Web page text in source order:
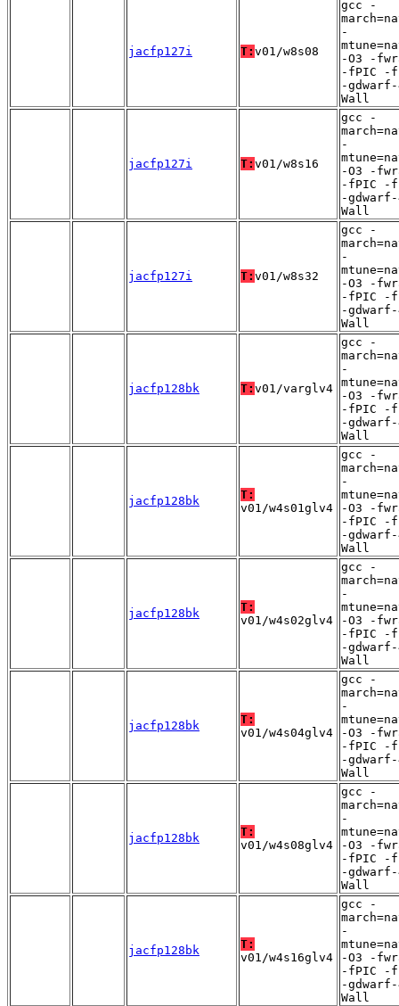
jacfp127i T: v01/w8s08
gcc -
-
-O3 -
-fPIC -
-
Wall
jacfp127i T: v01/w8s16
gcc -
-
-O3 -
-fPIC -
-
Wall
jacfp127i T: v01/w8s32
gcc -
-
-O3 -
-fPIC -
-
Wall
jacfp128bk T: v01/varglv4
gcc -
-
-O3 -
-fPIC -
-
Wall
jacfp128bk
T:
v01/w4s01glv4
gcc -
-
-O3 -
-fPIC -
-
Wall
jacfp128bk
T:
v01/w4s02glv4
gcc -
-
-O3 -
-fPIC -
-
Wall
jacfp128bk
T:
v01/w4s04glv4
gcc -
-
-O3 -
-fPIC -
-
Wall
jacfp128bk
T:
v01/w4s08glv4
gcc -
-
-O3 -
-fPIC -
-
Wall
jacfp128bk
T:
v01/w4s16glv4
gcc -
-
-O3 -
-fPIC -
-
Wall